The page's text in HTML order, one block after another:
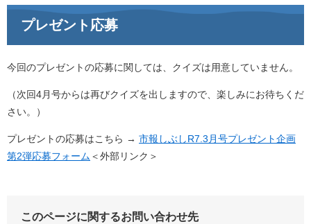
プレゼント応募
今回のプレゼントの応募に関しては、クイズは用意していません。
（次回4月号からは再びクイズを出しますので、楽しみにお待ちくだ
さい。）
プレゼントの応募はこちら → 市報しぶしR7.3月号プレゼント企画
第2弾応募フォーム ＜外部リンク＞
このページに関するお問い合わせ先